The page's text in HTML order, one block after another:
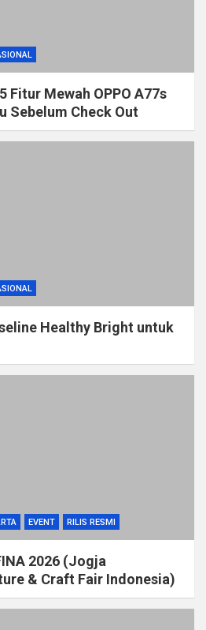
Fitur Mewah OPPO A77s
Sebelum Check Out
Healthy Bright untuk
EVENT RILIS RESMI
2026 (Jogja
& Craft Fair Indonesia)